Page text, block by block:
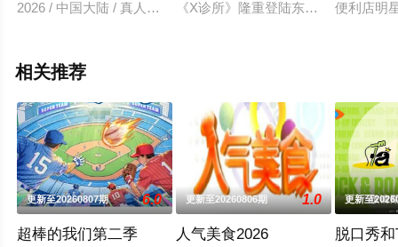
2026 / 中国大陆 / 真人秀,大陆综艺《X诊所》隆重登陆东方卫视。在这
便利店明
相关推荐
更新至20260807期 6.0
超棒的我们第二季
更新至20260806期 1.0
人气美食2026
更新至
脱口秀